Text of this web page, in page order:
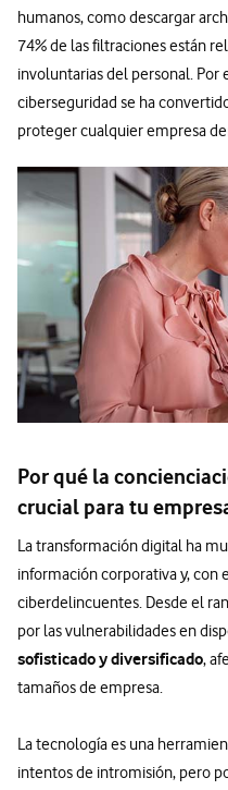
humanos, como descargar
74% de las filtraciones están
involuntarias del personal. Por
ciberseguridad se ha
proteger cualquier empresa
Por qué la
crucial para tu
La transformación digital ha
información corporativa y, con
ciberdelincuentes. Desde el
por las vulnerabilidades en
sofisticado y diversificado,
tamaños de empresa.
La tecnología es una
intentos de intromisión, pero